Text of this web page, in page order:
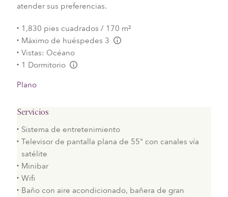
atender sus preferencias.
1,830 pies cuadrados / 170 m²
Máximo de huéspedes 3
Vistas: Océano
1 Dormitorio
Plano
Servicios
Sistema de entretenimiento
Televisor de pantalla plana de 55" con canales vía
satélite
Minibar
Wifi
Baño con aire acondicionado, bañera de gran